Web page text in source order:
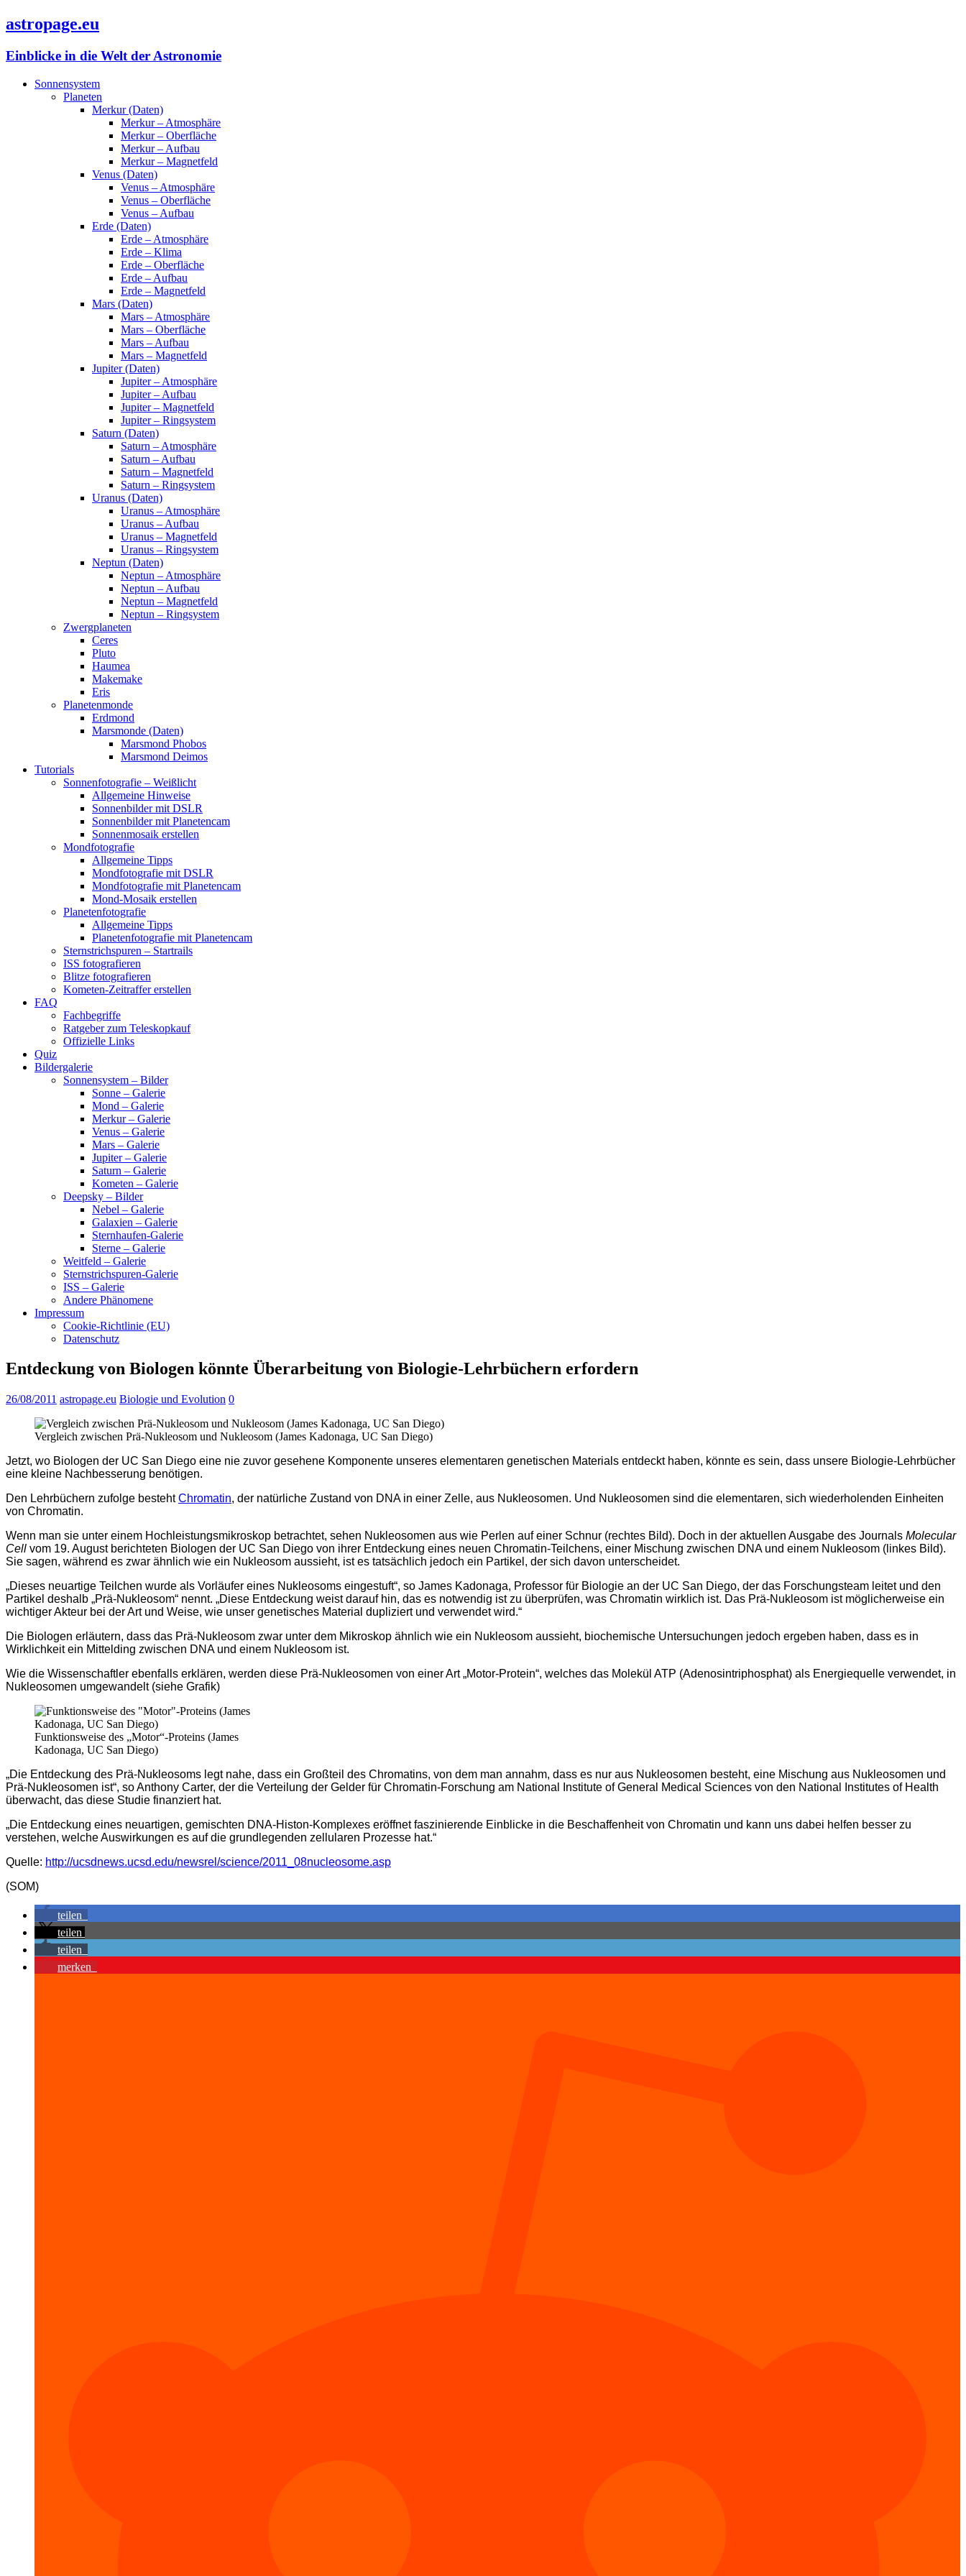
astropage.eu
Einblicke in die Welt der Astronomie
Sonnensystem
Planeten
Merkur (Daten)
Merkur – Atmosphäre
Merkur – Oberfläche
Merkur – Aufbau
Merkur – Magnetfeld
Venus (Daten)
Venus – Atmosphäre
Venus – Oberfläche
Venus – Aufbau
Erde (Daten)
Erde – Atmosphäre
Erde – Klima
Erde – Oberfläche
Erde – Aufbau
Erde – Magnetfeld
Mars (Daten)
Mars – Atmosphäre
Mars – Oberfläche
Mars – Aufbau
Mars – Magnetfeld
Jupiter (Daten)
Jupiter – Atmosphäre
Jupiter – Aufbau
Jupiter – Magnetfeld
Jupiter – Ringsystem
Saturn (Daten)
Saturn – Atmosphäre
Saturn – Aufbau
Saturn – Magnetfeld
Saturn – Ringsystem
Uranus (Daten)
Uranus – Atmosphäre
Uranus – Aufbau
Uranus – Magnetfeld
Uranus – Ringsystem
Neptun (Daten)
Neptun – Atmosphäre
Neptun – Aufbau
Neptun – Magnetfeld
Neptun – Ringsystem
Zwergplaneten
Ceres
Pluto
Haumea
Makemake
Eris
Planetenmonde
Erdmond
Marsmonde (Daten)
Marsmond Phobos
Marsmond Deimos
Tutorials
Sonnenfotografie – Weißlicht
Allgemeine Hinweise
Sonnenbilder mit DSLR
Sonnenbilder mit Planetencam
Sonnenmosaik erstellen
Mondfotografie
Allgemeine Tipps
Mondfotografie mit DSLR
Mondfotografie mit Planetencam
Mond-Mosaik erstellen
Planetenfotografie
Allgemeine Tipps
Planetenfotografie mit Planetencam
Sternstrichspuren – Startrails
ISS fotografieren
Blitze fotografieren
Kometen-Zeitraffer erstellen
FAQ
Fachbegriffe
Ratgeber zum Teleskopkauf
Offizielle Links
Quiz
Bildergalerie
Sonnensystem – Bilder
Sonne – Galerie
Mond – Galerie
Merkur – Galerie
Venus – Galerie
Mars – Galerie
Jupiter – Galerie
Saturn – Galerie
Kometen – Galerie
Deepsky – Bilder
Nebel – Galerie
Galaxien – Galerie
Sternhaufen-Galerie
Sterne – Galerie
Weitfeld – Galerie
Sternstrichspuren-Galerie
ISS – Galerie
Andere Phänomene
Impressum
Cookie-Richtlinie (EU)
Datenschutz
Entdeckung von Biologen könnte Überarbeitung von Biologie-Lehrbüchern erfordern
26/08/2011 astropage.eu Biologie und Evolution 0
Vergleich zwischen Prä-Nukleosom und Nukleosom (James Kadonaga, UC San Diego)
Jetzt, wo Biologen der UC San Diego eine nie zuvor gesehene Komponente unseres elementaren genetischen Materials entdeckt haben, könnte es sein, dass unsere Biologie-Lehrbücher
eine kleine Nachbesserung benötigen.
Den Lehrbüchern zufolge bestehtChromatin, der natürliche Zustand von DNA in einer Zelle, aus Nukleosomen. Und Nukleosomen sind die elementaren, sich wiederholenden Einheiten
von Chromatin.
Wenn man sie unter einem Hochleistungsmikroskop betrachtet, sehen Nukleosomen aus wie Perlen auf einer Schnur (rechtes Bild). Doch in der aktuellen Ausgabe des Journals Molecular
Cell vom 19. August berichteten Biologen der UC San Diego von ihrer Entdeckung eines neuen Chromatin-Teilchens, einer Mischung zwischen DNA und einem Nukleosom (linkes Bild).
Sie sagen, während es zwar ähnlich wie ein Nukleosom aussieht, ist es tatsächlich jedoch ein Partikel, der sich davon unterscheidet.
„Dieses neuartige Teilchen wurde als Vorläufer eines Nukleosoms eingestuft“, so James Kadonaga, Professor für Biologie an der UC San Diego, der das Forschungsteam leitet und den
Partikel deshalb „Prä-Nukleosom“ nennt. „Diese Entdeckung weist darauf hin, das es notwendig ist zu überprüfen, was Chromatin wirklich ist. Das Prä-Nukleosom ist möglicherweise ein
wichtiger Akteur bei der Art und Weise, wie unser genetisches Material dupliziert und verwendet wird.“
Die Biologen erläutern, dass das Prä-Nukleosom zwar unter dem Mikroskop ähnlich wie ein Nukleosom aussieht, biochemische Untersuchungen jedoch ergeben haben, dass es in
Wirklichkeit ein Mittelding zwischen DNA und einem Nukleosom ist.
Wie die Wissenschaftler ebenfalls erklären, werden diese Prä-Nukleosomen von einer Art „Motor-Protein“, welches das Molekül ATP (Adenosintriphosphat) als Energiequelle verwendet, in
Nukleosomen umgewandelt (siehe Grafik)
Funktionsweise des „Motor“-Proteins (James
Kadonaga, UC San Diego)
„Die Entdeckung des Prä-Nukleosoms legt nahe, dass ein Großteil des Chromatins, von dem man annahm, dass es nur aus Nukleosomen besteht, eine Mischung aus Nukleosomen und
Prä-Nukleosomen ist“, so Anthony Carter, der die Verteilung der Gelder für Chromatin-Forschung am National Institute of General Medical Sciences von den National Institutes of Health
überwacht, das diese Studie finanziert hat.
„Die Entdeckung eines neuartigen, gemischten DNA-Histon-Komplexes eröffnet faszinierende Einblicke in die Beschaffenheit von Chromatin und kann uns dabei helfen besser zu
verstehen, welche Auswirkungen es auf die grundlegenden zellularen Prozesse hat.“
Quelle: http://ucsdnews.ucsd.edu/newsrel/science/2011_08nucleosome.asp
(SOM)
teilen
teilen
teilen
merken